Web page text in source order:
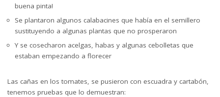
buena pinta!
Se plantaron algunos calabacines que había en el semillero
sustituyendo a algunas plantas que no prosperaron
Y se cosecharon acelgas, habas y algunas cebolletas que
estaban empezando a florecer
Las cañas en los tomates, se pusieron con escuadra y cartabón,
tenemos pruebas que lo demuestran: